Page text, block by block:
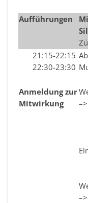
Aufführungen
21:15-22:15
22:30-23:30
Anmeldung zur
Mitwirkung